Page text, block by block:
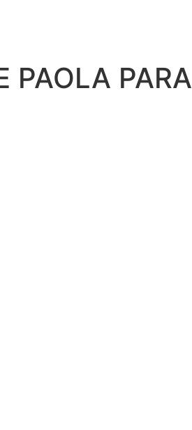
PAOLA PARA